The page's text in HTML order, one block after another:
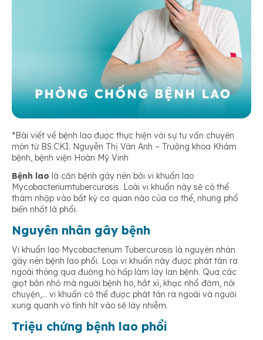
*Bài viết về bệnh lao được thực hiện với sự tư vấn chuyên
môn từ BS.CKI. Nguyễn Thị Vân Anh – Trưởng khoa Khám
bệnh, bệnh viện Hoàn Mỹ Vinh
Bệnh lao là căn bệnh gây nên bởi vi khuẩn lao
Mycobacteriumtubercurosis. Loài vi khuẩn này sẽ có thể
thâm nhập vào bất kỳ cơ quan nào của cơ thể, nhưng phổ
biến nhất là phổi.
Nguyên nhân gây bệnh
Vi khuẩn lao Mycobacterium Tubercurosis là nguyên nhân
gây nên bệnh lao phổi. Loại vi khuẩn này được phát tán ra
ngoài thông qua đường hô hấp làm lây lan bệnh. Qua các
giọt bắn nhỏ mà người bệnh ho, hắt xì, khạc nhổ đờm, nói
chuyện,… vi khuẩn có thể được phát tán ra ngoài và người
xung quanh vô tình hít vào sẽ lây nhiễm.
Triệu chứng bệnh lao phổi